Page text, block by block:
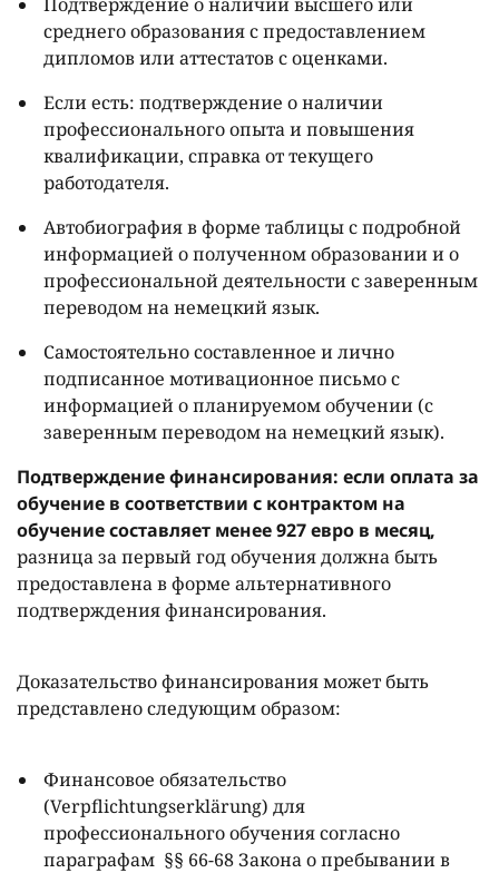
среднего образования с предоставлением
дипломов или аттестатов с оценками.
Если есть: подтверждение о наличии
профессионального опыта и повышения
квалификации, справка от текущего
работодателя.
Автобиография в форме таблицы с подробной
информацией о полученном образовании и о
профессиональной деятельности с заверенным
переводом на немецкий язык.
Самостоятельно составленное и лично
подписанное мотивационное письмо с
информацией о планируемом обучении (с
заверенным переводом на немецкий язык).
Подтверждение финансирования: если оплата за
обучение в соответствии с контрактом на
обучение составляет менее 927 евро в месяц,
разница за первый год обучения должна быть
предоставлена в форме альтернативного
подтверждения финансирования.
Доказательство финансирования может быть
представлено следующим образом:
Финансовое обязательство
(Verpflichtungserklärung) для
профессионального обучения согласно
параграфам §§ 66-68 Закона о пребывании в